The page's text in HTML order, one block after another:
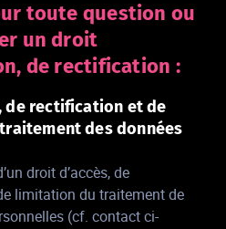
toute question ou
un droit
de rectification :
de rectification et de
des données
droit d’accès, de
limitation du traitement de
(cf. contact ci-